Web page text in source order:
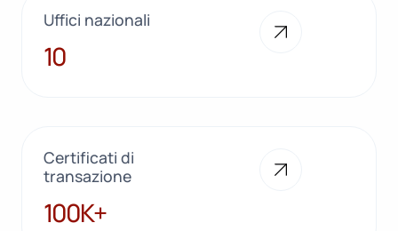
Uffici nazionali
10
10
Certificati di
transazione
100K+
100K+